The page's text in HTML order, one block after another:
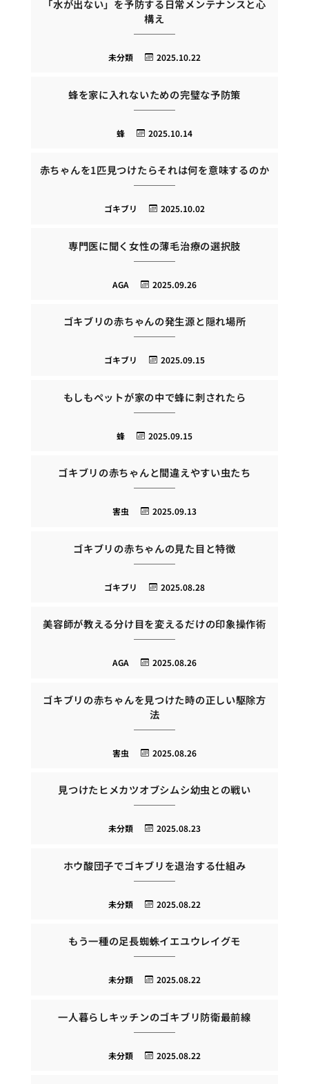
「水が出ない」を予防する日常メンテナンスと心
構え
2025.10.22
未分類
蜂を家に入れないための完璧な予防策
2025.10.14
蜂
赤ちゃんを1匹見つけたらそれは何を意味するのか
2025.10.02
ゴキブリ
専門医に聞く女性の薄毛治療の選択肢
2025.09.26
AGA
ゴキブリの赤ちゃんの発生源と隠れ場所
2025.09.15
ゴキブリ
もしもペットが家の中で蜂に刺されたら
2025.09.15
蜂
ゴキブリの赤ちゃんと間違えやすい虫たち
2025.09.13
害虫
ゴキブリの赤ちゃんの見た目と特徴
2025.08.28
ゴキブリ
美容師が教える分け目を変えるだけの印象操作術
2025.08.26
AGA
ゴキブリの赤ちゃんを見つけた時の正しい駆除方
法
2025.08.26
害虫
見つけたヒメカツオブシムシ幼虫との戦い
2025.08.23
未分類
ホウ酸団子でゴキブリを退治する仕組み
2025.08.22
未分類
もう一種の足長蜘蛛イエユウレイグモ
2025.08.22
未分類
一人暮らしキッチンのゴキブリ防衛最前線
2025.08.22
未分類